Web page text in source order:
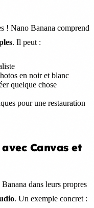
! Nano Banana comprend
. Il peut :
en noir et blanc
quelque chose
pour une restauration
Canvas et
dans leurs propres
. Un exemple concret :